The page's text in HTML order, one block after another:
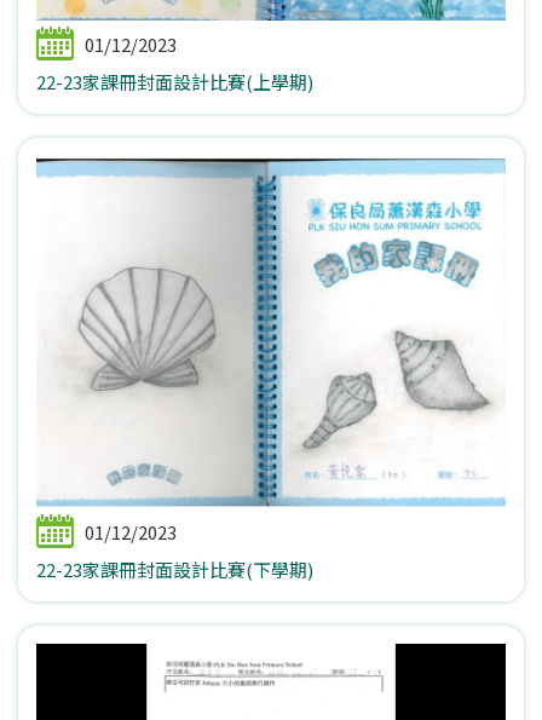
01/12/2023
22-23家課冊封面設計比賽(上學期)
01/12/2023
22-23家課冊封面設計比賽(下學期)